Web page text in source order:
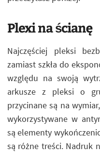
Plexi na ścianę
Najczęściej pleksi
zamiast szkła do
względu na swoją
arkusze z pleksi o
przycinane są na
wykorzystywane w
są elementy
są różne treści. Nadruk